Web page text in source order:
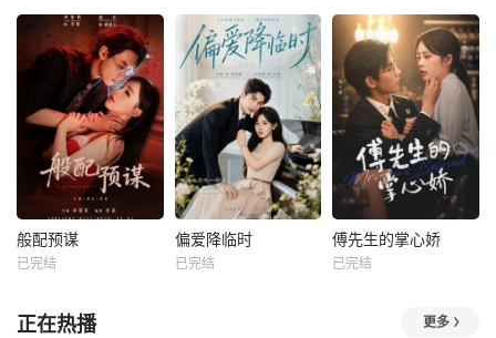
般配预谋
已完结
偏爱降临时
已完结
傅先生的掌心娇
已完结
正在热播 更多